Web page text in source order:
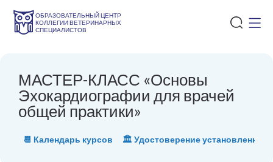
ОБРАЗОВАТЕЛЬНЫЙ ЦЕНТР
КОЛЛЕГИИ ВЕТЕРИНАРНЫХ
СПЕЦИАЛИСТОВ
МАСТЕР-КЛАСС «Основы
Эхокардиографии для врачей
общей практики»
📆 Календарь курсов 🏛 Удостоверение